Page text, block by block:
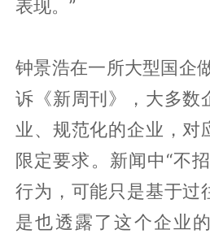
表现。”
钟景浩在一所大型国企
诉《新周刊》，大多数
业、规范化的企业，对
限定要求。新闻中“不
行为，可能只是基于过
是也透露了这个企业